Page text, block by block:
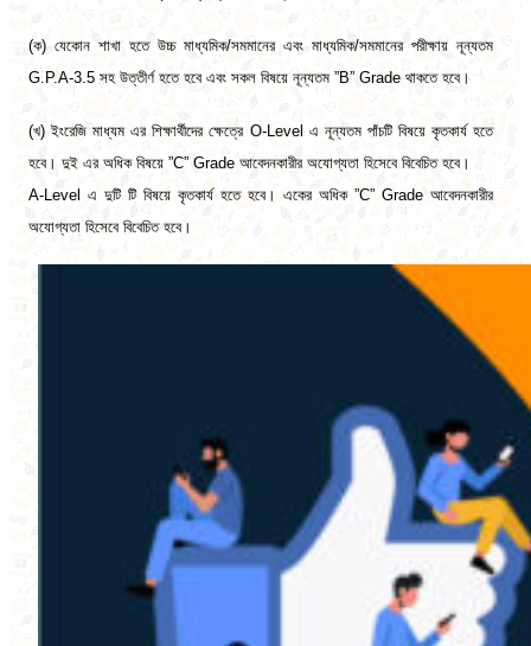
(ক) যেকোন শাখা হতে উচ্চ মাধ্যমিক/সমমানের এবং মাধ্যমিক/সমমানের পরীক্ষায় নূন্যতম
G.P.A-3.5 সহ উত্তীর্ণ হতে হবে এবং সকল বিষয়ে নূন্যতম ”B” Grade থাকতে হবে।
(খ)ইংরেজি মাধ্যম এর শিক্ষার্থীদের ক্ষেত্রে O-Level এ নূন্যতম পাঁচটি বিষয়ে কৃতকার্য হতে
হবে। দুই এর অধিক বিষয়ে ”C” Grade আবেদনকারীর অযোগ্যতা হিসেবে বিবেচিত হবে।
A-Level এ দুটি টি বিষয়ে কৃতকার্য হতে হবে। একের অধিক ”C” Grade আবেদনকারীর
অযোগ্যতা হিসেবে বিবেচিত হবে।